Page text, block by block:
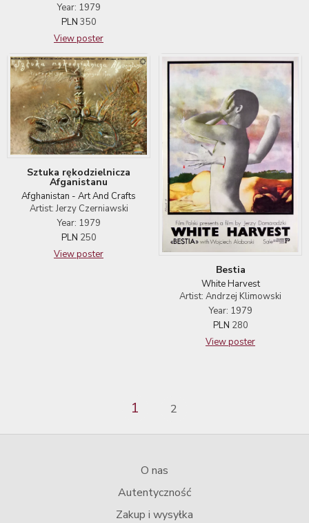
Year: 1979
PLN 350
View poster
Sztuka rękodzielnicza
Afganistanu
Afghanistan - Art And Crafts
Artist: Jerzy Czerniawski
Year: 1979
PLN 250
View poster
Bestia
White Harvest
Artist: Andrzej Klimowski
Year: 1979
PLN 280
View poster
1 2
O nas
Autentyczność
Zakup i wysyłka